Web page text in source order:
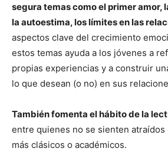
segura temas como el primer amor,
la autoestima, los límites en las
aspectos clave del crecimiento
estos temas ayuda a los jóvenes a
propias experiencias y a construir
lo que desean (o no) en sus
También fomenta el hábito de la
entre quienes no se sienten
más clásicos o académicos.